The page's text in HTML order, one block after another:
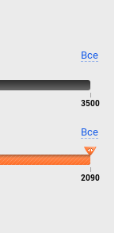
Все
3500
Все
2090